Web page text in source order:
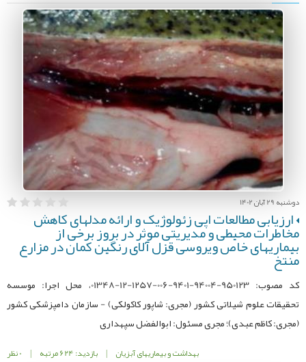
دوشنبه 29 آبان 1402
ارزیابی مطالعات اپی زئولوژیک و ارائه مدلهای کاهش
مخاطرات محیطی و مدیریتی موثر در بروز برخی از
بیماریهای خاص ویروسی قزل آلای رنگین کمان در مزارع
منتخ
کد مصوب: 950123-94004-9401-006-1257-12-01348، محل اجرا: موسسه
تحقیقات علوم شیلاتی کشور (مجری: شاپور کاکولکی) - سازمان دامپزشکی کشور
(مجری: کاظم عبدی)؛ مجری مسئول: ابوالفضل سپهداری
بهداشت و بیماریهای آبزیان | بازدید: 624 مرتبه | 0 نظر